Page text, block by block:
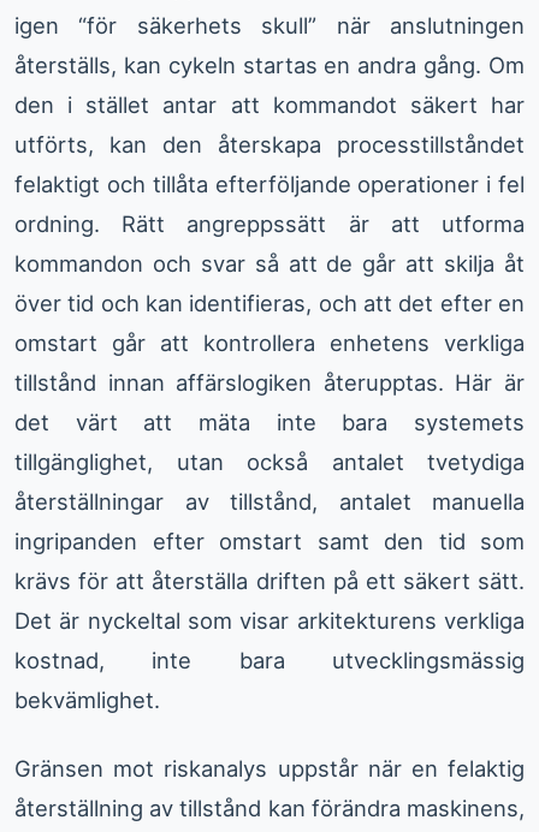
igen “för säkerhets skull” när anslutningen
återställs, kan cykeln startas en andra gång. Om
den i stället antar att kommandot säkert har
utförts, kan den återskapa processtillståndet
felaktigt och tillåta efterföljande operationer i fel
ordning. Rätt angreppssätt är att utforma
kommandon och svar så att de går att skilja åt
över tid och kan identifieras, och att det efter en
omstart går att kontrollera enhetens verkliga
tillstånd innan affärslogiken återupptas. Här är
det värt att mäta inte bara systemets
tillgänglighet, utan också antalet tvetydiga
återställningar av tillstånd, antalet manuella
ingripanden efter omstart samt den tid som
krävs för att återställa driften på ett säkert sätt.
Det är nyckeltal som visar arkitekturens verkliga
kostnad, inte bara utvecklingsmässig
bekvämlighet.
Gränsen mot riskanalys uppstår när en felaktig
återställning av tillstånd kan förändra maskinens,